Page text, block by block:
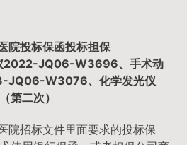
院投标保函投标担保
2022-JQ06-W3696、手术动
JQ06-W3076、化学发光仪
二次）
院招标文件里面要求的投标保